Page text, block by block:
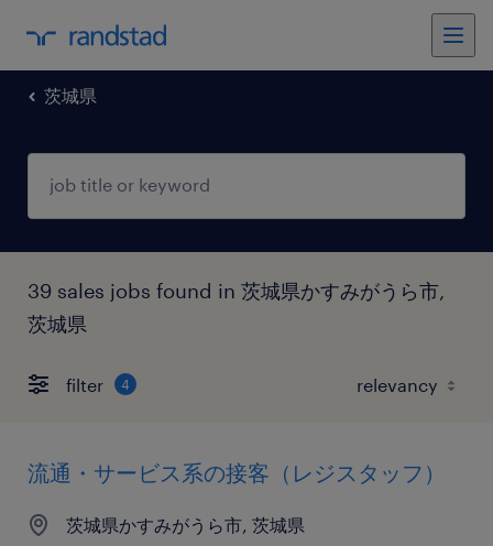
茨城県
39 sales jobs found in 茨城県かすみがうら市,
茨城県
filter 4
流通・サービス系の接客（レジスタッフ）
茨城県かすみがうら市, 茨城県